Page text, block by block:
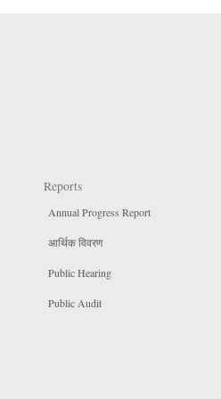
Reports
Annual Progress Report
आर्थिक विवरण
Public Hearing
Public Audit